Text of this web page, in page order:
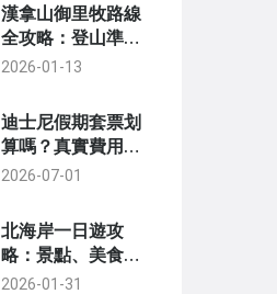
漢拿山御里牧路線
全攻略：登山準
備、路線細節與安
2026-01-13
迪士尼假期套票划
算嗎？真實費用分
析與省錢技巧
2026-07-01
北海岸一日遊攻
略：景點、美食、
行程規劃全解析
2026-01-31